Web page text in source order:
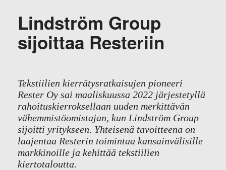
Lindström Group
sijoittaa Resteriin
Tekstiilien kierrätysratkaisujen pioneeri
Rester Oy sai maaliskuussa 2022 järjestetyllä
rahoituskierroksellaan uuden merkittävän
vähemmistöomistajan, kun Lindström Group
sijoitti yritykseen. Yhteisenä tavoitteena on
laajentaa Resterin toimintaa kansainvälisille
markkinoille ja kehittää tekstiilien
kiertotaloutta.